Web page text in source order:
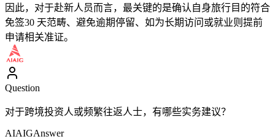
因此，对于赴新人员而言，最关键的是确认自身旅行目的符合
免签30 天范畴、避免逾期停留、如为长期访问或就业则提前
申请相关准证。
Question
对于跨境投资人或频繁往返人士，有哪些实务建议？
AIAIGAnswer